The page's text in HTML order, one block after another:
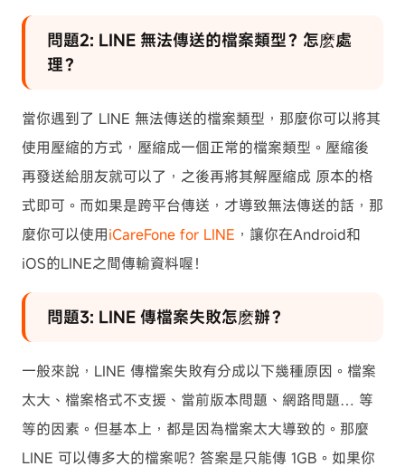
問題2: LINE 無法傳送的檔案類型？怎麽處
理？
當你遇到了 LINE 無法傳送的檔案類型，那麼你可以將其
使用壓縮的方式，壓縮成一個正常的檔案類型。壓縮後
再發送給朋友就可以了，之後再將其解壓縮成 原本的格
式即可。而如果是跨平台傳送，才導致無法傳送的話，那
麼你可以使用iCareFone for LINE ，讓你在Android和
iOS的LINE之間傳輸資料喔！
問題3: LINE 傳檔案失敗怎麽辦？
一般來說，LINE 傳檔案失敗有分成以下幾種原因。檔案
太大、檔案格式不支援、當前版本問題、網路問題… 等
等的因素。但基本上，都是因為檔案太大導致的。那麼
LINE 可以傳多大的檔案呢? 答案是只能傳 1GB。如果你